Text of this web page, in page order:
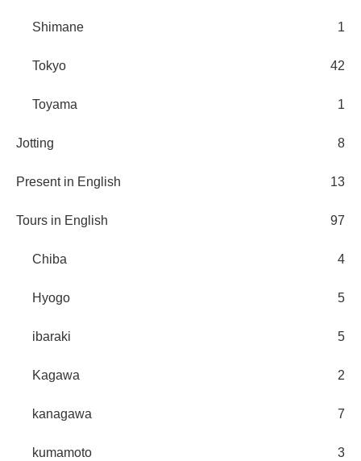
Shimane 1
Tokyo 42
Toyama 1
Jotting 8
Present in English 13
Tours in English 97
Chiba 4
Hyogo 5
ibaraki 5
Kagawa 2
kanagawa 7
kumamoto 3